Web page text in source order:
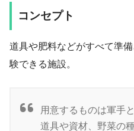
コンセプト
道具や肥料などがすべて準
験できる施設。
用意するものは軍手
道具や資材、野菜の